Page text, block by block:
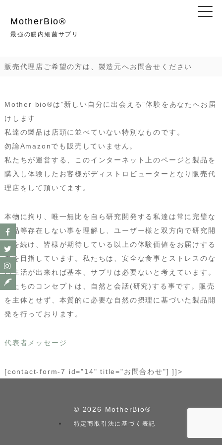
ツ
キ
ッ
プ
MotherBio®︎
最強の腸内細菌サプリ
販売代理店ご希望の方は、製造元へお問合せください
Mother bio®は”新しい自分に出会える”体験をあなたへお届
けします
私達の製品は店頭に並べていない特別なものです。
勿論Amazonでも販売していません。
私たちが運営する、このインターネット上のページと製品を
購入し体験したお客様がディストロビューターとなり販売代
理店をして頂いてます。
本物に拘り、唯一無比を自ら研究開発する私達は常に完璧な
製品等存在しない事を理解し、ユーザー様と双方向で研究開
発を続け、皆様が期待している以上の体験価値をお届けする
事を目指しています。私たちは、安全な食事とストレスのな
い生活が出来れば基本、サプリは必要ないと考えています。
私たちのコンセプトは、自然と会話(研究)する事です。販売
を主体とせず、本質的に必要な自然の摂理に基づいた製品開
発を行っております。
代表者メッセージ
[contact-form-7 id="14" title="お問合わせ"] ]]>
© 2026 MotherBio®︎
特定商取引法に基づく表記